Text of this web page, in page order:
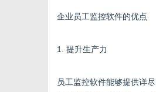
企业员工监控软件的优点
1. 提升生产力
员工监控软件能够提供详